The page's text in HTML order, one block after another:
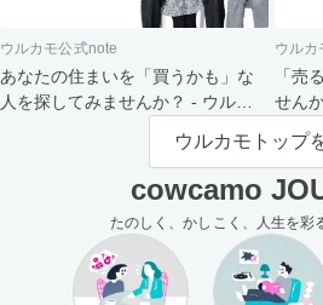
ウルカモ公式note
あなたの住まいを「買うかも」な
人を探してみませんか？ - ウルカ
ウルカ
「売
せん
主さ
ウルカモトップ
cowcamo
たのしく、かしこく、人生を彩